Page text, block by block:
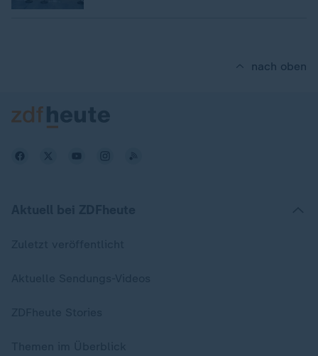
nach oben